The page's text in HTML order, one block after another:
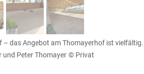
das Angebot am Thomayerhof ist vielfältig.
und Peter Thomayer © Privat